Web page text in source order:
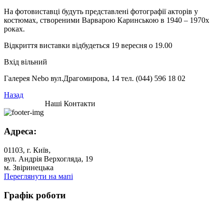
На фотовиставці будуть представлені фотографії акторів у
костюмах, створеними Варварою Каринською в 1940 – 1970х
роках.
Відкриття виставки відбудеться 19 вересня о 19.00
Вхід вільний
Галерея Nebo вул.Драгомирова, 14 тел. (044) 596 18 02
Назад
Наші Контакти
Адреса:
01103, г. Київ,
вул. Андрія Верхогляда, 19
м. Звіринецька
Переглянути на мапі
Графік роботи